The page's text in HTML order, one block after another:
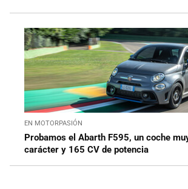
EN MOTORPASIÓN
Probamos el Abarth F595, un coche
carácter y 165 CV de potencia